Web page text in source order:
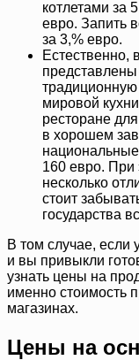
котлетами за
евро. Запить
за 3,% евро.
Естественно,
мировой
ресторане
в хорошем
160 евро. При
несколько
стоит
государства
В том случае, если
и вы привыкли
узнать цены на
именно стоимость
магазинах.
Цены на